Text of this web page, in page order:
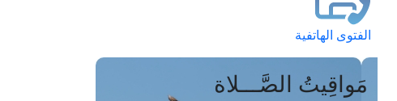
الفتوى الهاتفية
مَواقِيتُ الصَّـــلاة